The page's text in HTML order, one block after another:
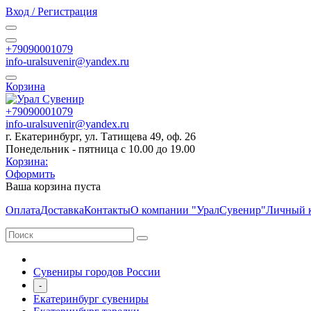
Вход / Регистрация
+79090001079
info-uralsuvenir@yandex.ru
Корзина
+79090001079
info-uralsuvenir@yandex.ru
г. Екатеринбург, ул. Татищева 49, оф. 26
Понедельник - пятница с 10.00 до 19.00
Корзина:
Оформить
Ваша корзина пуста
ОплатаДоставкаКонтактыО компании "УралСувенир"Личный
Сувениры городов России
-
Екатеринбург сувениры